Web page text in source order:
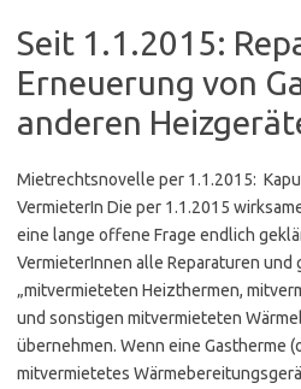
Seit 1.1.2015:
Erneuerung von
anderen
Mietrechtsnovelle per 1.1.2015:
VermieterIn Die per 1.1.2015
eine lange offene Frage endlich
VermieterInnen alle Reparaturen und
„mitvermieteten Heizthermen,
und sonstigen mitvermieteten
übernehmen. Wenn eine Gastherme
mitvermietetes